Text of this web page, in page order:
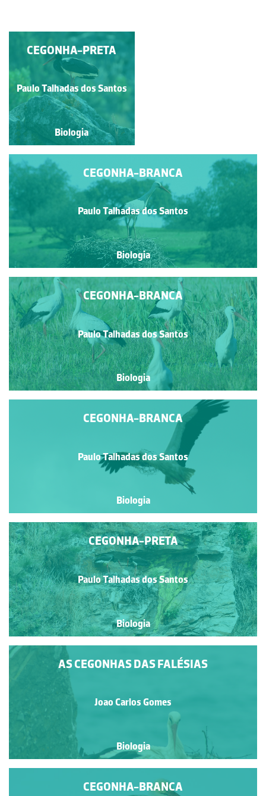
CEGONHA-BRANCA
Paulo Talhadas dos Santos
Biologia
CEGONHA-BRANCA
Paulo Talhadas dos Santos
Biologia
CEGONHA-BRANCA
Paulo Talhadas dos Santos
Biologia
CEGONHA-BRANCA
Paulo Talhadas dos Santos
Biologia
CEGONHA-PRETA
Paulo Talhadas dos Santos
Biologia
CEGONHA-PRETA
Paulo Talhadas dos Santos
Biologia
AS CEGONHAS DAS FALÉSIAS
Joao Carlos Gomes
Biologia
CEGONHA-BRANCA